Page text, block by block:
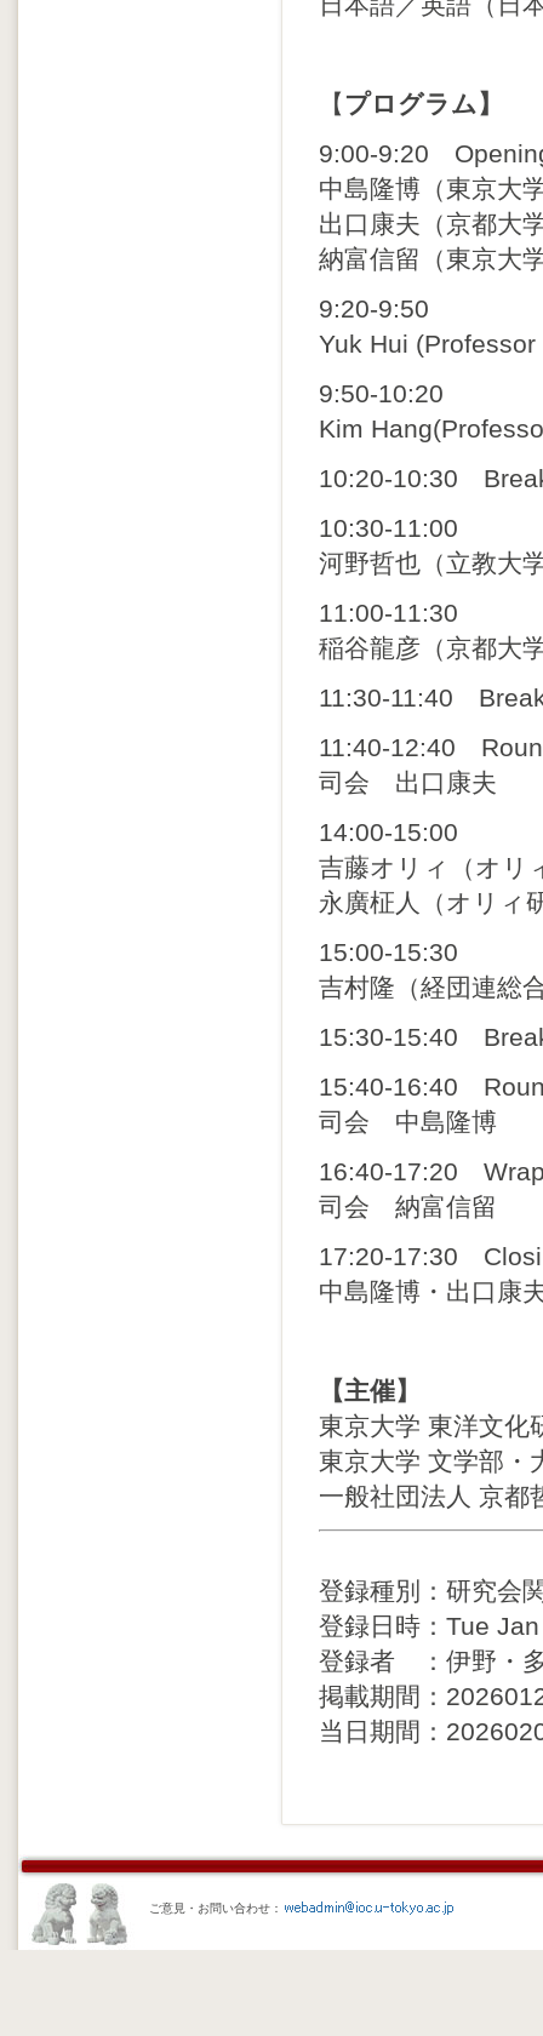
【プログラム】
9:00-9:20
中島隆博（東京大
出口康夫（京都大
納富信留（東京大
9:20-9:50
Yuk Hui
9:50-10:20
Kim
10:20-10:30
10:30-11:00
河野哲也（立教大
11:00-11:30
稲谷龍彦（京都大
11:30-11:40
11:40-12:40
司会 出口康夫
14:00-15:00
吉藤オリィ（オリ
永廣柾人（オリィ
15:00-15:30
吉村隆（経団連総
15:30-15:40
15:40-16:40
司会 中島隆博
16:40-17:20
司会 納富信留
17:20-17:30
中島隆博・出口康
【主催】
東京大学 東洋文化
東京大学 文学部・
一般社団法人 京都
登録種別：研究会
登録日時：Tue
登録者 ：伊野・
掲載期間：
当日期間：
ご意見・お問い合わせ：